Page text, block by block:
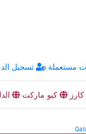
مستعملة تسجيل
كيو ماركت